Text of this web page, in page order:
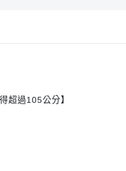
超過105公分】